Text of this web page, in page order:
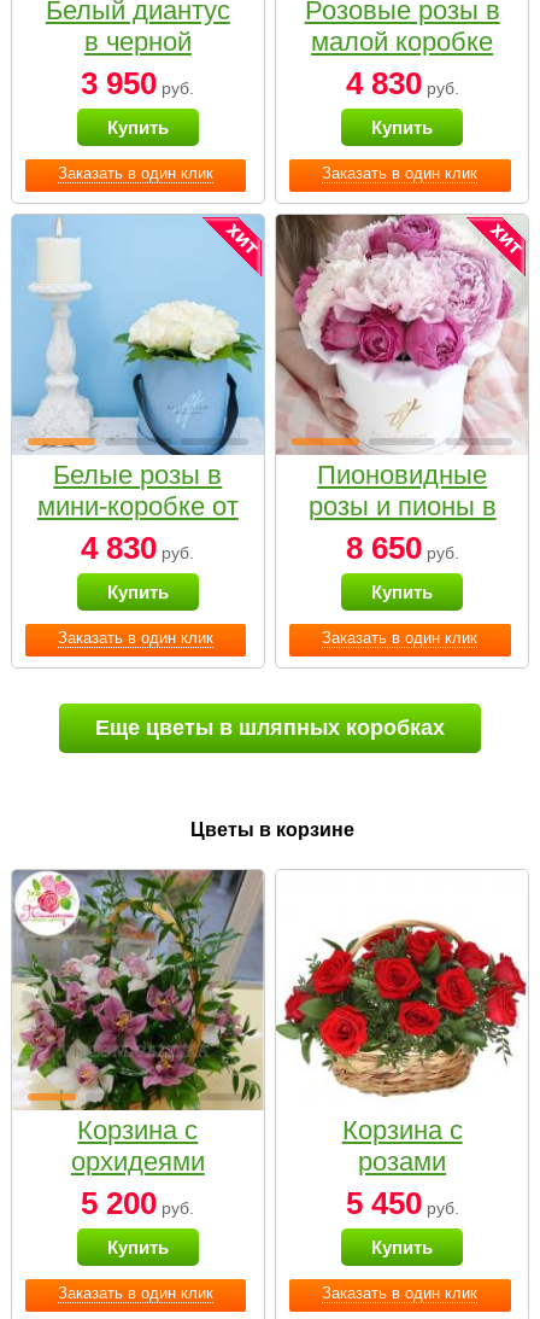
Заказать в один клик
Белый диантус
в черной
коробке Small
3 950 руб.
Купить
Заказать в один клик
Розовые розы в
малой коробке
4 830руб.
Купить
Заказать в один клик
Белые розы в
мини-коробке от
Bella Fiori
4 830 руб.
Купить
Заказать в один клик
Пионовидные
розы и пионы в
белой коробке
Small
8 650руб.
Купить
Еще цветы в шляпных коробках
Цветы в корзине
Заказать в один клик
Корзина с
орхидеями
малая
5 200 руб.
Купить
Заказать в один клик
Корзина с
розами
«Красный
Париж»
5 450руб.
Купить